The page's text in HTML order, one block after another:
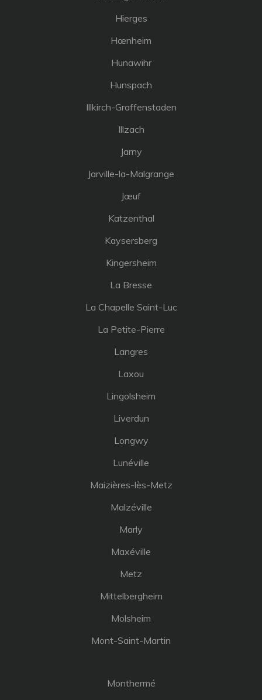
Hierges
Hœnheim
Hunawihr
Hunspach
Illkirch-Graffenstaden
Illzach
Jarny
Jarville-la-Malgrange
Jœuf
Katzenthal
Kaysersberg
Kingersheim
La Bresse
La Chapelle Saint-Luc
La Petite-Pierre
Langres
Laxou
Lingolsheim
Liverdun
Longwy
Lunéville
Maizières-lès-Metz
Malzéville
Marly
Maxéville
Metz
Mittelbergheim
Molsheim
Mont-Saint-Martin
Monthermé